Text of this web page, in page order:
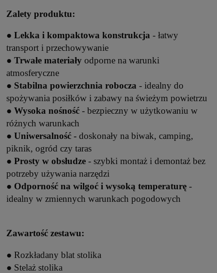
Zalety produktu:
● Lekka i kompaktowa konstrukcja - łatwy
transport i przechowywanie
● Trwałe materiały odporne na warunki
atmosferyczne
● Stabilna powierzchnia robocza - idealny do
spożywania posiłków i zabawy na świeżym powietrzu
● Wysoka nośność - bezpieczny w użytkowaniu w
różnych warunkach
● Uniwersalność - doskonały na biwak, camping,
piknik, ogród czy taras
● Prosty w obsłudze - szybki montaż i demontaż bez
potrzeby używania narzędzi
● Odporność na wilgoć i wysoką temperaturę -
idealny w zmiennych warunkach pogodowych
Zawartość zestawu:
● Rozkładany blat stolika
● Stelaż stolika